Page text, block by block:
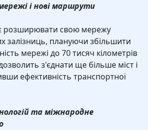
і нові маршрути
розширювати свою мережу
залізниць, плануючи збільшити
мережі до 70 тисяч кілометрів
з'єднати ще більше міст і
ефективність транспортної
та міжнародне